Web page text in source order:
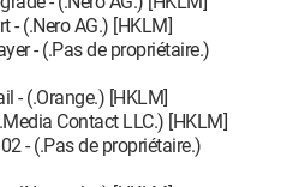
- (.Nero AG.) [HKLM]
- (.Pas de propriétaire.)
- (.Orange.) [HKLM]
Contact LLC.) [HKLM]
- (.Pas de propriétaire.)